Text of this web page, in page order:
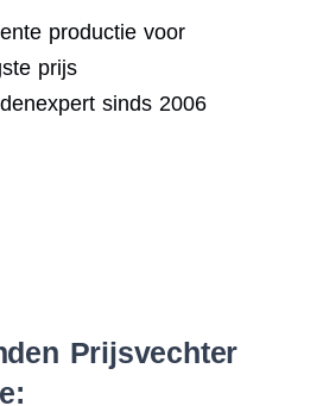
productie voor
prijs
sinds 2006
Prijsvechter